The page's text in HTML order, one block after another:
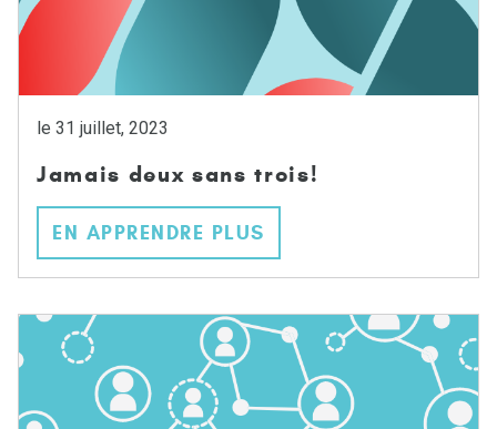
le 31 juillet, 2023
Jamais deux sans trois!
EN APPRENDRE PLUS